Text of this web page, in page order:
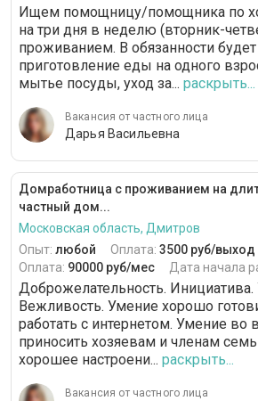
Ищем помощницу/помощника по
на три дня в неделю (вторник-
проживанием. В обязанности
приготовление еды на одного
мытье посуды, уход за... раскрыть...
Вакансия от частного лица
Дарья Васильевна
Домработница с проживанием на
частный дом...
Московская область, Дмитров
Опыт: любой Оплата: 3500 руб/выход
Оплата: 90000 руб/мес Дата начала
Доброжелательность. Инициатива.
Вежливость. Умение хорошо
работать с интернетом. Умение во
приносить хозяевам и членам
хорошее настроени... раскрыть...
Вакансия от частного лица